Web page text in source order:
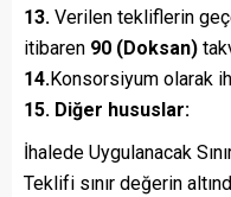
13. Verilen tekliflerin
itibaren 90 (Doksan)
14.Konsorsiyum olarak
15. Diğer hususlar:
İhalede Uygulanacak
Teklifi sınır değerin